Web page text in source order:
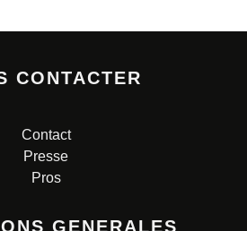
CONTACTER
Contact
Presse
Pros
GENERALES